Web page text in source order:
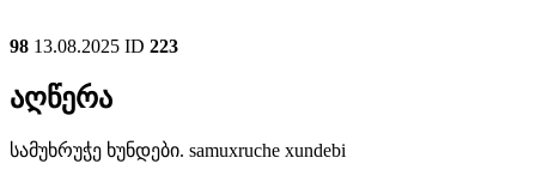
98 13.08.2025 ID 223
აღწერა
სამუხრუჭე ხუნდები. samuxruche xundebi